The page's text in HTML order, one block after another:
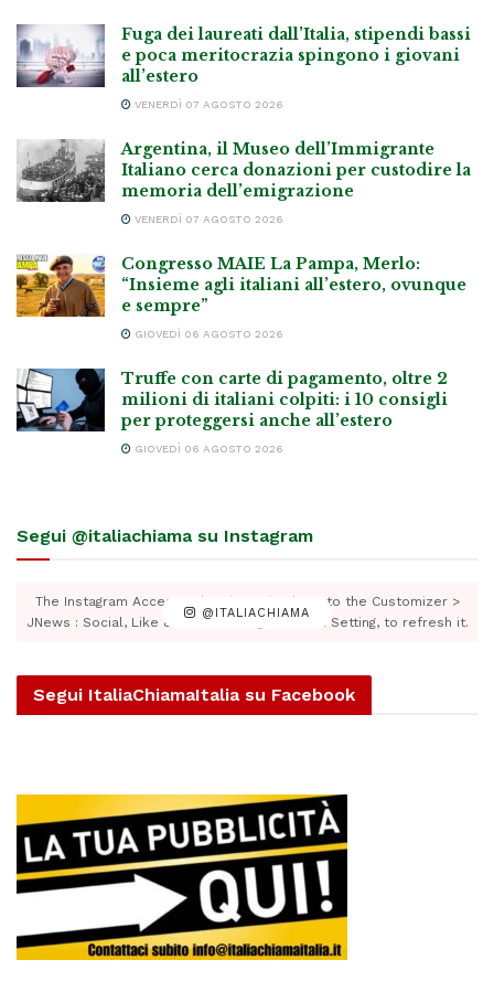
Fuga dei laureati dall’Italia, stipendi bassi
e poca meritocrazia spingono i giovani
all’estero
VENERDÌ 07 AGOSTO 2026
Argentina, il Museo dell’Immigrante
Italiano cerca donazioni per custodire la
memoria dell’emigrazione
VENERDÌ 07 AGOSTO 2026
Congresso MAIE La Pampa, Merlo:
“Insieme agli italiani all’estero, ovunque
e sempre”
GIOVEDÌ 06 AGOSTO 2026
Truffe con carte di pagamento, oltre 2
milioni di italiani colpiti: i 10 consigli
per proteggersi anche all’estero
GIOVEDÌ 06 AGOSTO 2026
Segui @italiachiama su Instagram
@ITALIACHIAMA
The Instagram Access Token is expired, Go to the Customizer >
JNews : Social, Like & View > Instagram Feed Setting, to refresh it.
Segui ItaliaChiamaItalia su Facebook